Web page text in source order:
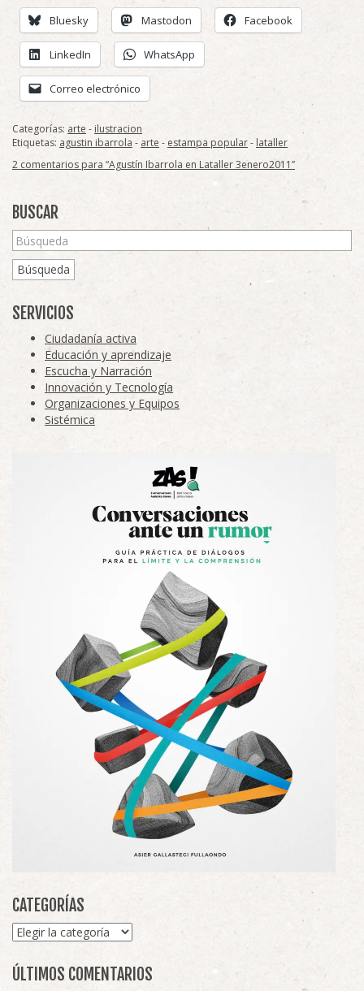
Bluesky Mastodon Facebook
LinkedIn WhatsApp
Correo electrónico
Categorías: arte - ilustracion
Etiquetas: agustin ibarrola - arte - estampa popular- lataller
2 comentarios para “Agustín Ibarrola en Lataller 3enero2011”
BUSCAR
Búsqueda
SERVICIOS
Ciudadanía activa
Educación y aprendizaje
Escucha y Narración
Innovación y Tecnología
Organizaciones y Equipos
Sistémica
CATEGORÍAS
Categorías
ÚLTIMOS COMENTARIOS